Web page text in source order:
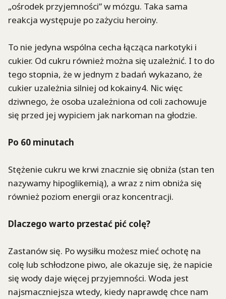
„ośrodek przyjemności” w mózgu. Taka sama
reakcja występuje po zażyciu heroiny.
To nie jedyna wspólna cecha łącząca narkotyki i
cukier. Od cukru również można się uzależnić. I to do
tego stopnia, że w jednym z badań wykazano, że
cukier uzależnia silniej od kokainy4. Nic więc
dziwnego, że osoba uzależniona od coli zachowuje
się przed jej wypiciem jak narkoman na głodzie.
Po 60 minutach
Stężenie cukru we krwi znacznie się obniża (stan ten
nazywamy hipoglikemią), a wraz z nim obniża się
również poziom energii oraz koncentracji.
Dlaczego warto przestać pić colę?
Zastanów się. Po wysiłku możesz mieć ochotę na
colę lub schłodzone piwo, ale okazuje się, że napicie
się wody daje więcej przyjemności. Woda jest
najsmaczniejsza wtedy, kiedy naprawdę chce nam